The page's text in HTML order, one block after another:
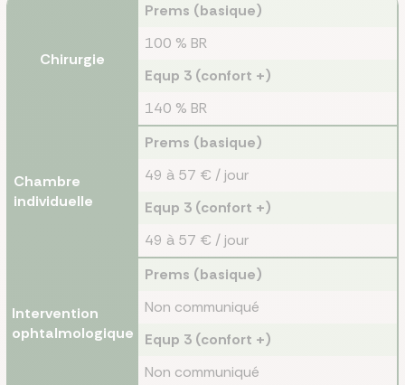
Chirurgie
Prems (basique)
100 % BR
Equp 3 (confort +)
140 % BR
Chambre
individuelle
Prems (basique)
49 à 57 € / jour
Equp 3 (confort +)
49 à 57 € / jour
Intervention
ophtalmologique
Prems (basique)
Non communiqué
Equp 3 (confort +)
Non communiqué